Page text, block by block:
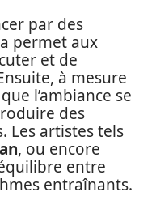
par des
permet aux
et de
à mesure
l’ambiance se
des
Les artistes tels
, ou encore
entre
entraînants.